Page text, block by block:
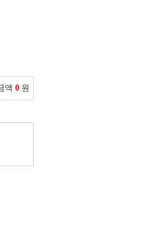
액 0 원